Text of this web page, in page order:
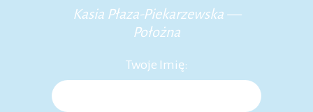
Kasia Płaza-Piekarzewska —
Położna
Twoje Imię: